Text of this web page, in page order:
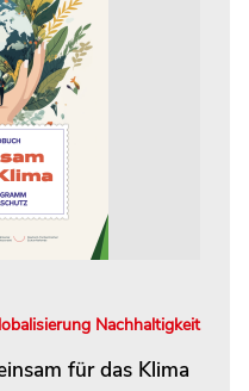
Nachhaltigkeit
für das Klima